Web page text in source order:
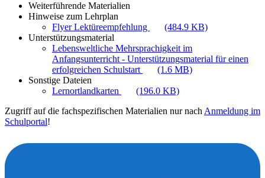
Weiterführende Materialien
Hinweise zum Lehrplan
Flyer Lektüreempfehlung
(484.9 KB)
Unterstützungsmaterial
Lebensweltliche Mehrsprachigkeit im
Anfangsunterricht - Unterstützungsmaterial für einen
erfolgreichen Schulstart
(1.6 MB)
Sonstige Dateien
Lernortlandkarten
(196.0 KB)
Zugriff auf die fachspezifischen Materialien nur nach Anmeldung im
Schulportal!